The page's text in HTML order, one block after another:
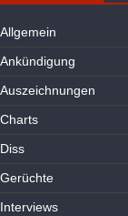
Allgemein
Ankündigung
Auszeichnungen
Charts
Diss
Gerüchte
Interviews